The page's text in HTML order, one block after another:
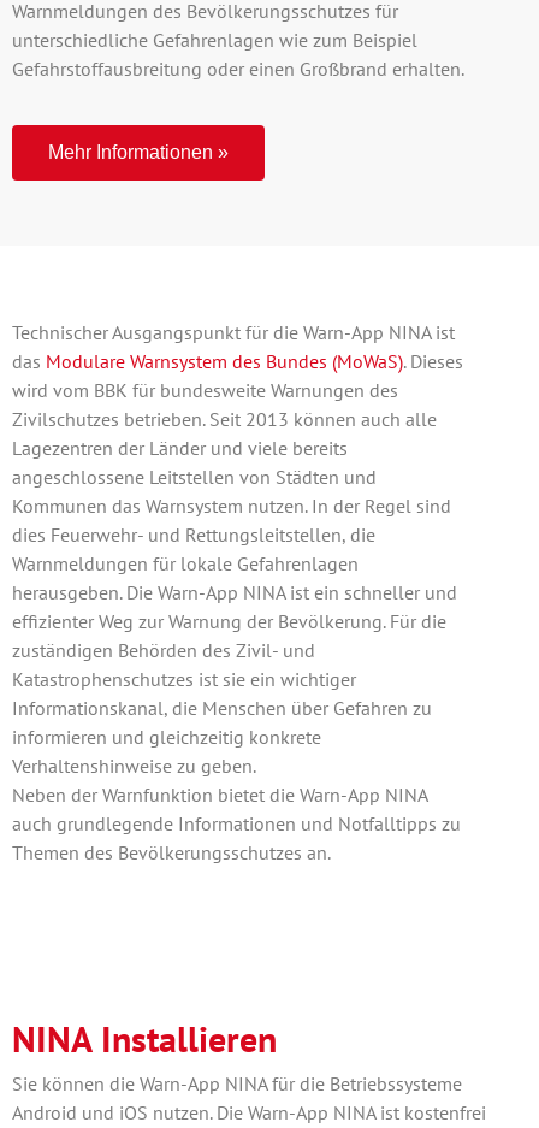
Warnmeldungen des Bevölkerungsschutzes für
unterschiedliche Gefahrenlagen wie zum Beispiel
Gefahrstoffausbreitung oder einen Großbrand erhalten.
Mehr Informationen »
Technischer Ausgangspunkt für die Warn-App NINA ist
das Modulare Warnsystem des Bundes (MoWaS). Dieses
wird vom BBK für bundesweite Warnungen des
Zivilschutzes betrieben. Seit 2013 können auch alle
Lagezentren der Länder und viele bereits
angeschlossene Leitstellen von Städten und
Kommunen das Warnsystem nutzen. In der Regel sind
dies Feuerwehr- und Rettungsleitstellen, die
Warnmeldungen für lokale Gefahrenlagen
herausgeben. Die Warn-App NINA ist ein schneller und
effizienter Weg zur Warnung der Bevölkerung. Für die
zuständigen Behörden des Zivil- und
Katastrophenschutzes ist sie ein wichtiger
Informationskanal, die Menschen über Gefahren zu
informieren und gleichzeitig konkrete
Verhaltenshinweise zu geben.
Neben der Warnfunktion bietet die Warn-App NINA
auch grundlegende Informationen und Notfalltipps zu
Themen des Bevölkerungsschutzes an.
NINA Installieren
Sie können die Warn-App NINA für die Betriebssysteme
Android und iOS nutzen. Die Warn-App NINA ist kostenfrei